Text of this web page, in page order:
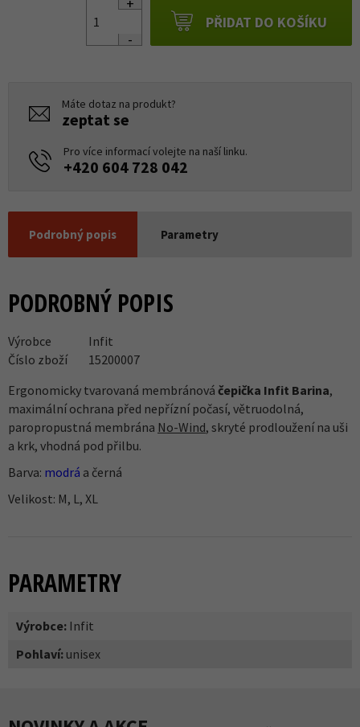
PŘIDAT DO KOŠÍKU
Máte dotaz na produkt?
zeptat se
Pro více informací volejte na naší linku.
+420 604 728 042
Podrobný popis Parametry
PODROBNÝ POPIS
Výrobce
Infit
Číslo zboží
15200007
Ergonomicky tvarovaná membránová čepička Infit Barina,
maximální ochrana před nepřízní počasí, větruodolná,
paropropustná membrána No-Wind, skryté prodloužení na uši
a krk, vhodná pod přilbu.
Barva: modrá a černá
Velikost: M, L, XL
PARAMETRY
Výrobce: Infit
Pohlaví: unisex